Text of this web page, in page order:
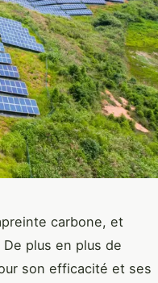
carbone, et
plus en plus de
son efficacité et ses